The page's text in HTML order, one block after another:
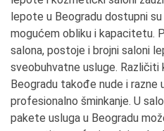
lepote u Beogradu dostupni
mogućem obliku i kapacitetu.
salona, postoje i brojni saloni
sveobuhvatne usluge. Različiti
Beogradu takođe nude i razne
profesionalno šminkanje. U
pakete usluga u Beogradu